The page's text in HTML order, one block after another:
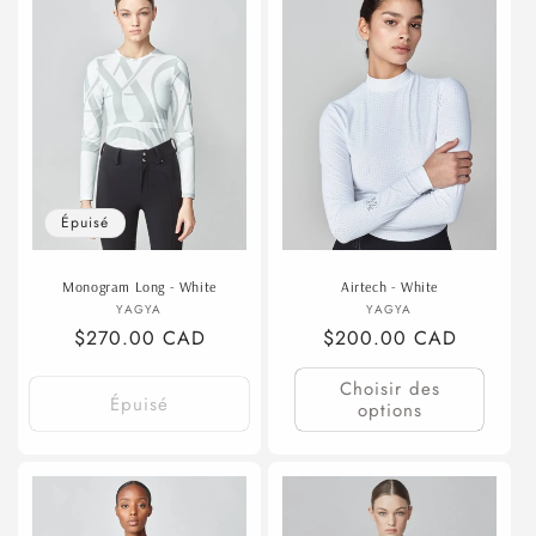
Épuisé
Monogram Long - White
Fournisseur :
YAGYA
Prix
$270.00 CAD
Épuisé
Airtech - White
Fournisseur :
YAGYA
Prix
habituel
$200.00 CAD
Choisir des
options